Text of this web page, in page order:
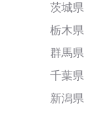
茨城県
栃木県
群馬県
千葉県
新潟県